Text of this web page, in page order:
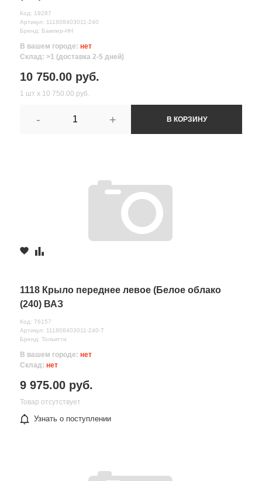
Код: 19287
Артикул: 111808403011-240
Бренд: Бампер-НН
В вашем городе: нет
Склад: >1 (доставка 2-5 дней)
10 750.00 руб.
1 шт х 10 750.00 руб.
- + В КОРЗИНУ
1118 Крыло переднее левое (Белое облако
(240) ВАЗ
Код: 76157
Артикул: 111808403011-240-Т
Бренд: Тольятти
В вашем городе: нет
Склад: нет
9 975.00 руб.
Товар отсутствует
Узнать о поступлении